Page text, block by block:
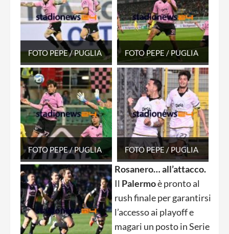
FOTO PEPE / PUGLIA FOTO PEPE / PUGLIA
FOTO PEPE / PUGLIA FOTO PEPE / PUGLIA
Rosanero… all’attacco.
Il Palermoè pronto al
rush finale per garantirsi
l’accesso ai playoff e
magari un posto in Serie